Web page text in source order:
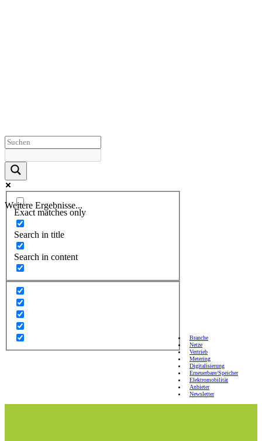
Weitere Ergebnisse...
Exact matches only
Search in title
Search in content
Branche
Netze
Vertrieb
Metering
Digitalisierung
Erneuerbare/Speicher
Elektromobilität
Anbieter
Newsletter